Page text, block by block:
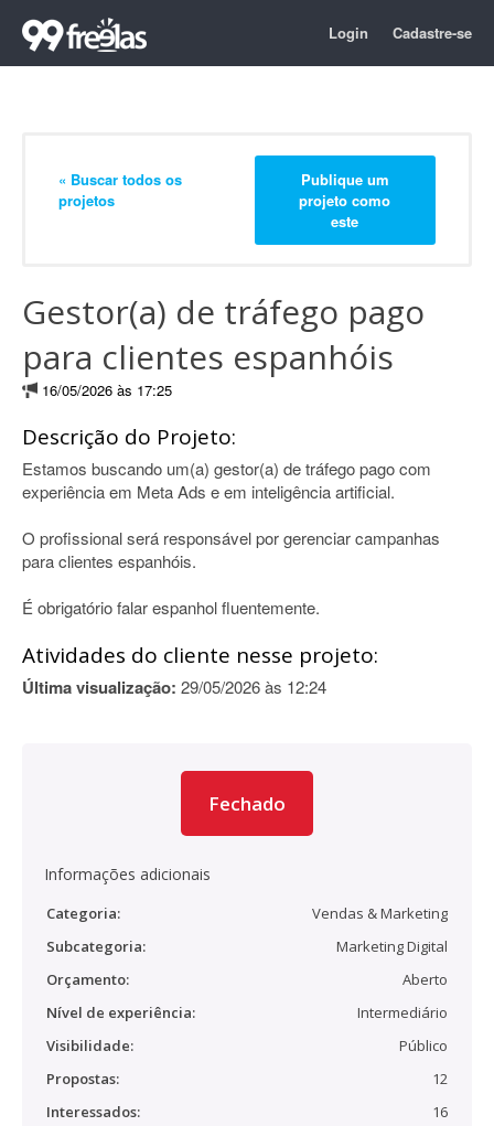
Login Cadastre-se
« Buscar todos os
projetos
Publique um
projeto como
este
Gestor(a) de tráfego pago
para clientes espanhóis
16/05/2026 às 17:25
Descrição do Projeto:
Estamos buscando um(a) gestor(a) de tráfego pago com
experiência em Meta Ads e em inteligência artificial.
O profissional será responsável por gerenciar campanhas
para clientes espanhóis.
É obrigatório falar espanhol fluentemente.
Atividades do cliente nesse projeto:
Última visualização: 29/05/2026 às 12:24
Fechado
Informações adicionais
Categoria:
Vendas & Marketing
Subcategoria:
Marketing Digital
Orçamento:
Aberto
Nível de experiência:
Intermediário
Visibilidade:
Público
Propostas:
12
Interessados:
16